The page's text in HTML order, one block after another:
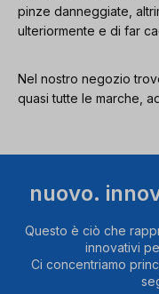
pinze danneggiate,
ulteriormente e di far
Nel nostro negozio
quasi tutte le marche,
nuovo.
Questo è ciò che
innovativi
Ci concentriamo